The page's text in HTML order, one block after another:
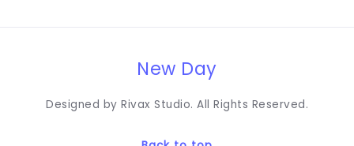
New Day
Designed by Rivax Studio. All Rights Reserved.